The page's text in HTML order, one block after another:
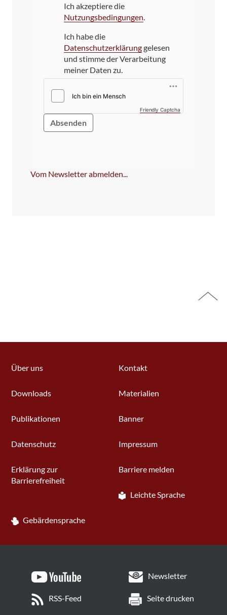
Ich akzeptiere die
Nutzungsbedingungen
Ich habe die
Datenschutzerklärunggelesen
und stimme der Verarbeitung
meiner Daten zu.
Friendly Captcha
Bitte
dieses
Vom Newsletter abmelden...
Über uns Kontakt
Downloads Materialien
Publikationen Banner
Datenschutz Impressum
Erklärung zur
Barrierefreiheit
Barriere melden
Leichte Sprache
Gebärdensprache
Newsletter
RSS-Feed Seite drucken